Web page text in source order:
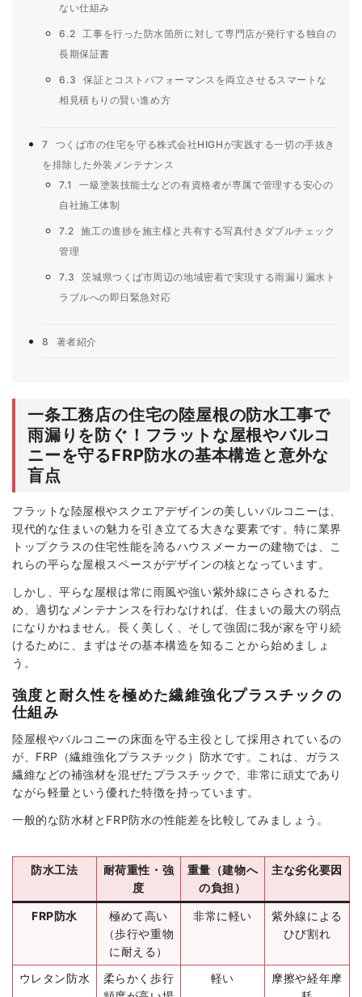
ない仕組み
6.2
工事を行った防水箇所に対して専門店が発行する独自の
長期保証書
6.3
保証とコストパフォーマンスを両立させるスマートな
相見積もりの賢い進め方
7
つくば市の住宅を守る株式会社HIGHが実践する一切の手抜き
を排除した外装メンテナンス
7.1
一級塗装技能士などの有資格者が専属で管理する安心の
自社施工体制
7.2 施工の進捗を施主様と共有する写真付きダブルチェック
管理
7.3
茨城県つくば市周辺の地域密着で実現する雨漏り漏水ト
ラブルへの即日緊急対応
8 著者紹介
一条工務店の住宅の陸屋根の防水工事で
雨漏りを防ぐ！フラットな屋根やバルコ
ニーを守るFRP防水の基本構造と意外な
盲点
フラットな陸屋根やスクエアデザインの美しいバルコニーは、
現代的な住まいの魅力を引き立てる大きな要素です。特に業界
トップクラスの住宅性能を誇るハウスメーカーの建物では、こ
れらの平らな屋根スペースがデザインの核となっています。
しかし、平らな屋根は常に雨風や強い紫外線にさらされるた
め、適切なメンテナンスを行わなければ、住まいの最大の弱点
になりかねません。長く美しく、そして強固に我が家を守り続
けるために、まずはその基本構造を知ることから始めましょ
う。
強度と耐久性を極めた繊維強化プラスチックの
仕組み
陸屋根やバルコニーの床面を守る主役として採用されているの
が、FRP（繊維強化プラスチック）防水です。これは、ガラス
繊維などの補強材を混ぜたプラスチックで、非常に頑丈であり
ながら軽量という優れた特徴を持っています。
一般的な防水材とFRP防水の性能差を比較してみましょう。
防水工法
耐荷重性・強
度
重量（建物へ
の負担）
主な劣化要因
FRP防水
極めて高い
（歩行や重物
に耐える）
非常に軽い
紫外線による
ひび割れ
ウレタン防水
柔らかく歩行
軽い
摩擦や経年摩